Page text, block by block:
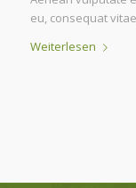
eu, consequat
Weiterlesen